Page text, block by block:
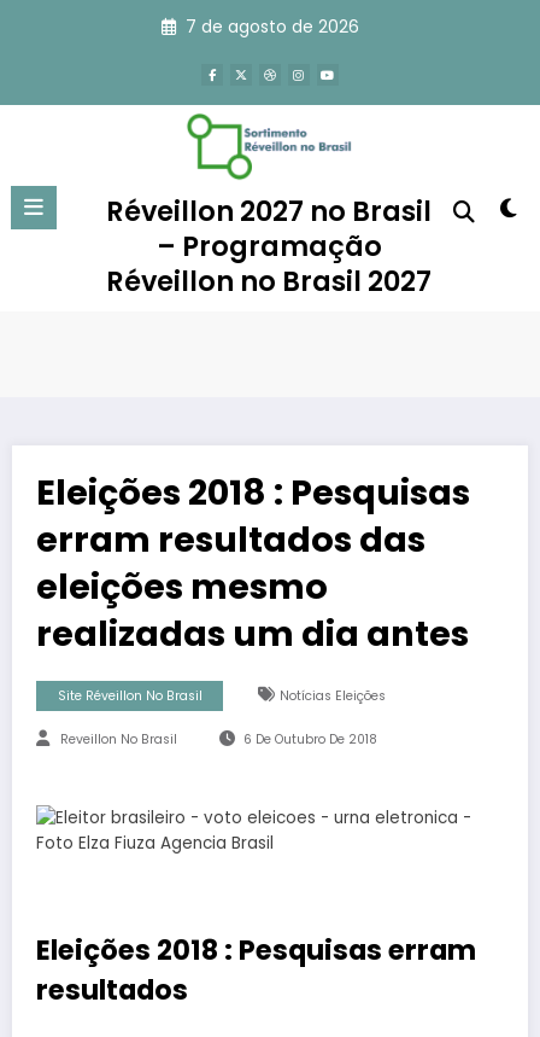
7 de agosto de 2026
Réveillon 2027 no Brasil
– Programação
Réveillon no Brasil 2027
Eleições 2018 : Pesquisas
erram resultados das
eleições mesmo
realizadas um dia antes
Site Réveillon No Brasil Notícias Eleições
Reveillon No Brasil 6 De Outubro De 2018
Eleições 2018 : Pesquisas erram
resultados